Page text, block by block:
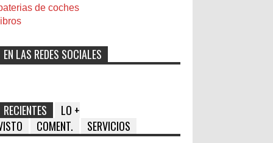
de coches
libros
EN LAS REDES SOCIALES
RECIENTES
LO +
COMENT. SERVICIOS